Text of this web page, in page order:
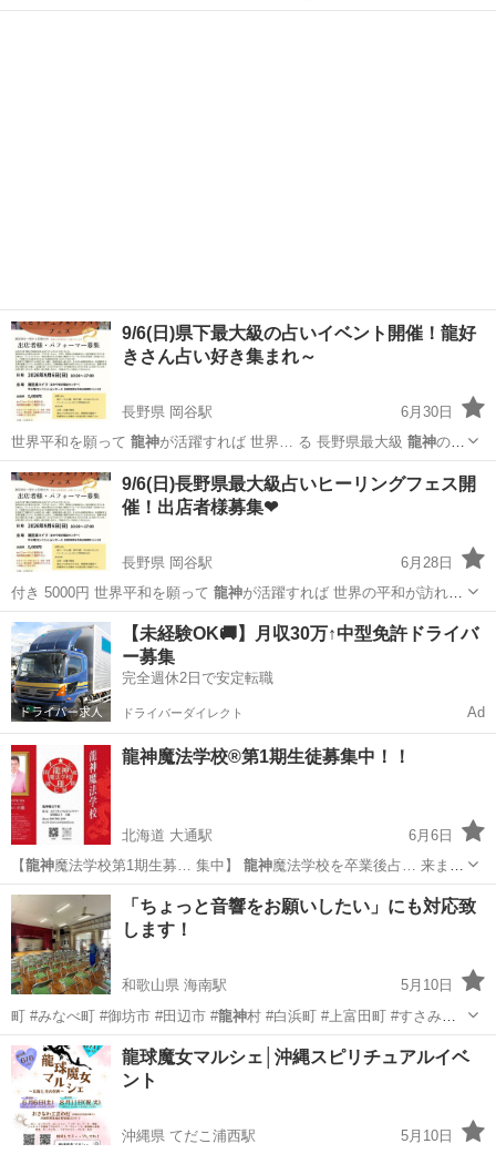
9/6(日)県下最大級の占いイベント開催！龍好
きさん占い好き集まれ～
長野県 岡谷駅
6月30日
世界平和を願って 龍神が活躍すれば 世界… る 長野県最大級 龍神の祭
典 スピリチュ… 実行委員会 魂の龍神 協会 イベント企…
長野 岡谷市 岡谷駅 ワークショップ 龍神
9/6(日)長野県最大級占いヒーリングフェス開
催！出店者様募集❤
長野県 岡谷駅
6月28日
付き 5000円 世界平和を願って 龍神が活躍すれば 世界の平和が訪れる
諏訪…
長野 岡谷市 岡谷駅 ワークショップ 龍神
【未経験OK🚚】月収30万↑中型免許ドライバ
ー募集
完全週休2日で安定転職
ドライバーダイレクト Ad
龍神魔法学校®第1期生徒募集中！！
北海道 大通駅
6月6日
【龍神魔法学校第1期生募… 集中】 龍神魔法学校を卒業後占… 来ます
💖 【龍神魔法学校で習得出来… 日〜2日）龍神魔法学校® 校長…
北海道 札幌市 その他 龍神
「ちょっと音響をお願いしたい」にも対応致
します！
和歌山県 海南駅
5月10日
町 #みなべ町 #御坊市 #田辺市 #龍神村 #白浜町 #上富田町 #すさみ町
…和歌山 海南市 海南駅 地域/お祭り 音響
龍球魔女マルシェ│沖縄スピリチュアルイベ
ント
沖縄県 てだこ浦西駅
5月10日